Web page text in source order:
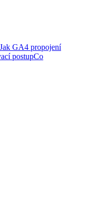
Jak GA4 propojení
postupCo